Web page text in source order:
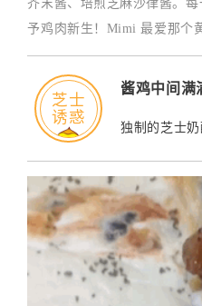
芥末酱、培煎芝麻沙律酱。
予鸡肉新生！Mimi 最爱那个
芝士
诱惑
酱鸡中间满
独制的芝士